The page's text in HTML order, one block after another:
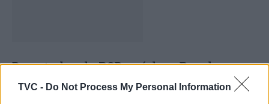
TVC - Do Not Process My Personal Information
Deputados do PSD saúdam Banda
Sinfónica da ARMAB pelo 1º lugar no